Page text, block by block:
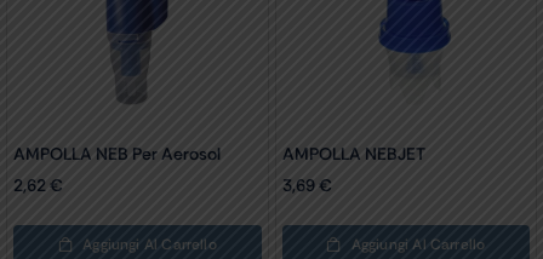
AMPOLLA NEB Per Aerosol
2,62€
Aggiungi Al Carrello
AMPOLLA NEBJET
3,69€
Aggiungi Al Carrello